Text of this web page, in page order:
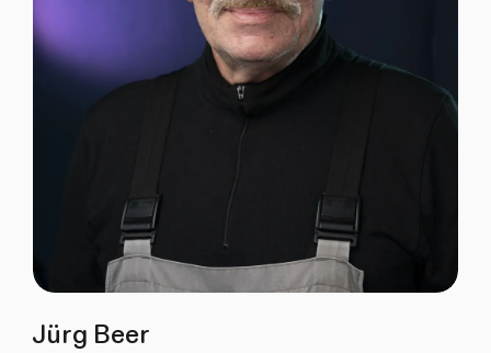
Jürg Beer